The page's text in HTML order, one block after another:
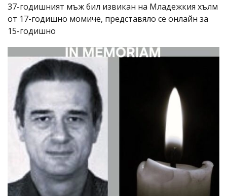
37-годишният мъж бил извикан на Младежкия хълм
от 17-годишно момиче, представяло се онлайн за
15-годишно